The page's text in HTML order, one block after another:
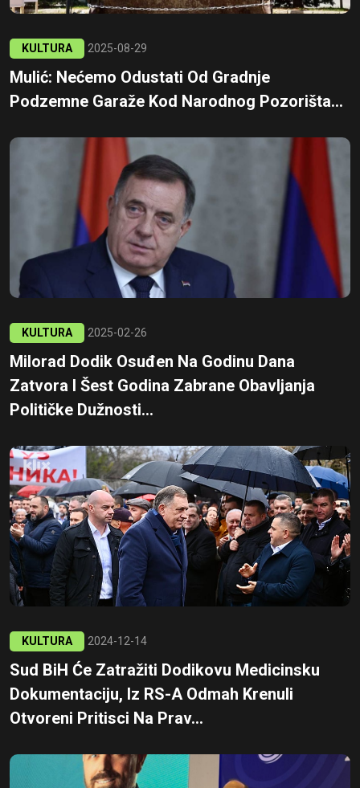
KULTURA 2025-08-29
Mulić: Nećemo Odustati Od Gradnje
Podzemne Garaže Kod Narodnog Pozorišta...
KULTURA 2025-02-26
Milorad Dodik Osuđen Na Godinu Dana
Zatvora I Šest Godina Zabrane Obavljanja
Političke Dužnosti...
KULTURA 2024-12-14
Sud BiH Će Zatražiti Dodikovu Medicinsku
Dokumentaciju, Iz RS-A Odmah Krenuli
Otvoreni Pritisci Na Prav...